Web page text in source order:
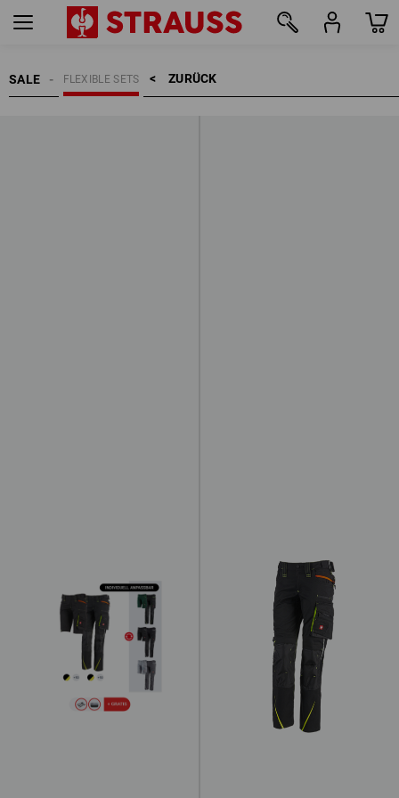
SALE ZURÜCK    >
FLEXIBLE SETS